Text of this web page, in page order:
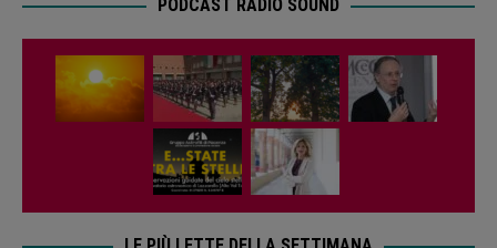
PODCAST RADIO SOUND